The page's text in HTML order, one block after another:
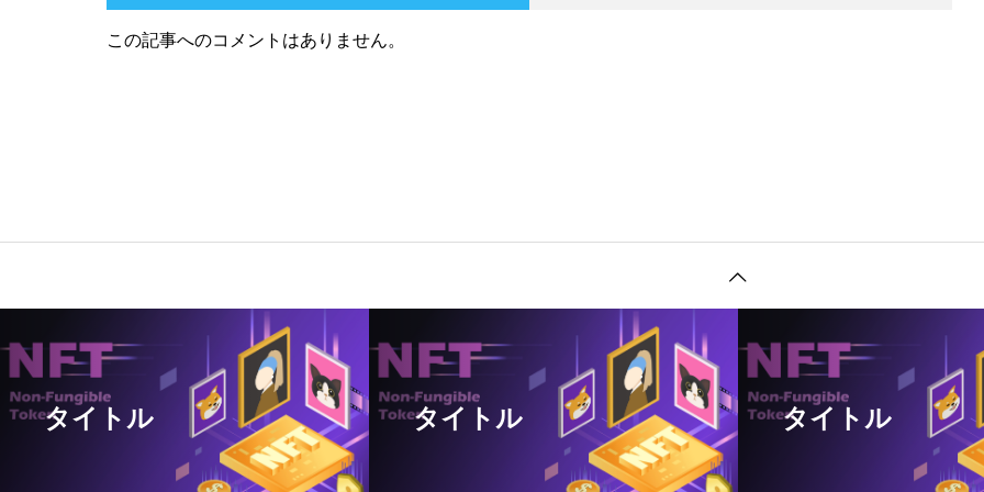
この記事へのコメントはありません。
タイトル タイトル タイトル